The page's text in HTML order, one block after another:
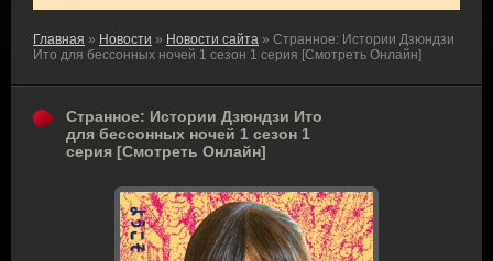
Главная » Новости » Новости сайта » Странное: Истории Дзюндзи
Ито для бессонных ночей 1 сезон 1 серия [Смотреть Онлайн]
Странное: Истории Дзюндзи Ито
для бессонных ночей 1 сезон 1
серия [Смотреть Онлайн]